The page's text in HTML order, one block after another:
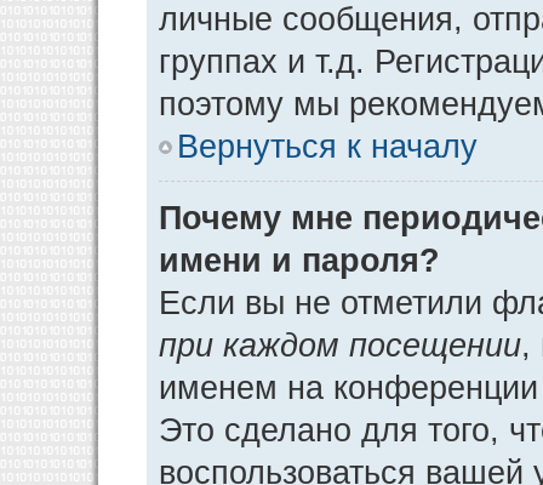
личные сообщения,
группах и т.д.
поэтому мы
Вернуться к началу
Почему мне
имени и пароля?
Если вы не отметили
при каждом посещении,
именем на конференции
Это сделано для того,
воспользоваться